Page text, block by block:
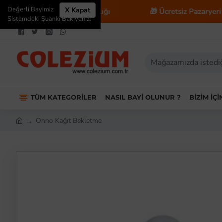
Ticaret Danışmanlığı 🎁 Ücretsiz Pazaryeri
TÜM KATEGORILER NASIL BAYI OLUNUR ? BIZIM
X Kapat
Değerli Bayimiz
Sistemdeki Şuanki Bakiyeniz: -
Onno Kağıt Bekletme